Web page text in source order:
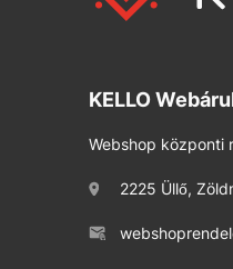
KELLO
Webshop központi
2225 Üllő,